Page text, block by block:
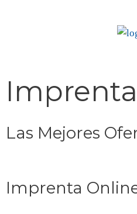
Las Mejores
Imprenta